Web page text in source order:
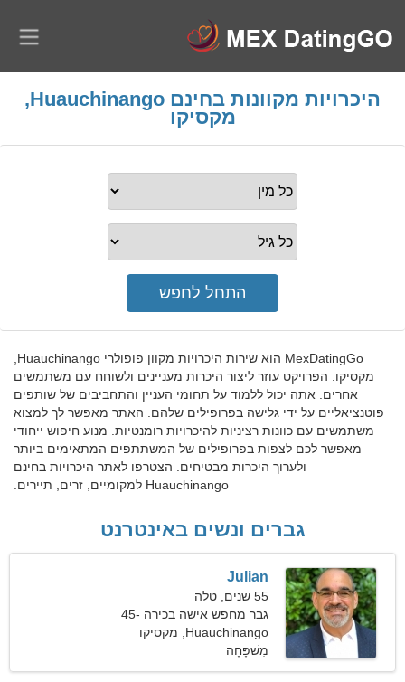
היכרויות מקוונות בחינם Huauchinango,
מקסיקו
מקסיקו. הפרויקט עוזר ליצור היכרות מעניינים ולשוחח עם משתמשים
אחרים. אתה יכול ללמוד על תחומי העניין והתחביבים של שותפים
פוטנציאליים על ידי גלישה בפרופילים שלהם. האתר מאפשר לך למצוא
משתמשים עם כוונות רציניות להיכרויות רומנטיות. מנוע חיפוש ייחודי
מאפשר לכם לצפות בפרופילים של המשתתפים המתאימים ביותר
ולערוך היכרות מבטיחים. הצטרפו לאתר היכרויות בחינם
Huauchinango למקומיים, זרים, תיירים.
גברים ונשים באינטרנט
Julian
55 שנים, טלה
גבר מחפש אישה בכירה 45-
52
Huauchinango, מקסיקו
מִשׁפָּחָה